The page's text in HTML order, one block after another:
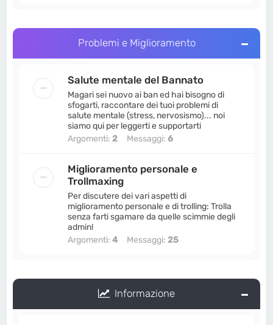
Problemi e Miglioramento
Salute mentale del Bannato
Magari sei nuovo ai ban ed hai bisogno di
sfogarti, raccontare dei tuoi problemi di
salute mentale (stress, nervosismo)... noi
siamo qui per leggerti e supportarti
Argomenti:2 Messaggi:6
Miglioramento personale e
Trollmaxing
Per discutere dei vari aspetti di
miglioramento personale e di trolling: Trolla
senza farti sgamare da quelle scimmie degli
admin!
Argomenti:4 Messaggi:25
Informazione